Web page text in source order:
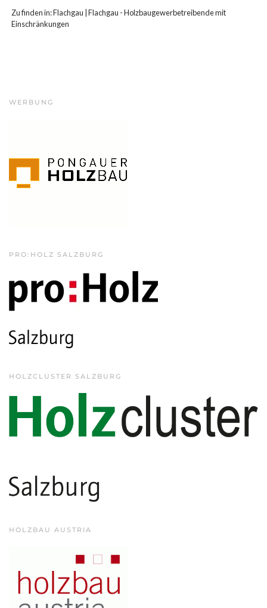
Zu finden in:Flachgau Flachgau - Holzbaugewerbetreibende mit
Einschränkungen
WERBUNG
PRO:HOLZ SALZBURG
HOLZCLUSTER SALZBURG
HOLZBAU AUSTRIA